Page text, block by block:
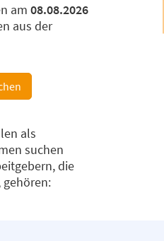
am 08.08.2026
aus der
als
suchen
die
gehören: